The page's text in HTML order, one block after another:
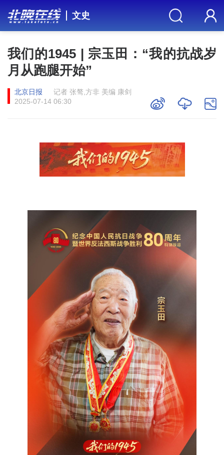
文史
我们的1945 | 宗玉田：“我的抗战岁
月从跑腿开始”
北京日报
记者 张骜,方非 美编 康剑
2025-07-14 06:30